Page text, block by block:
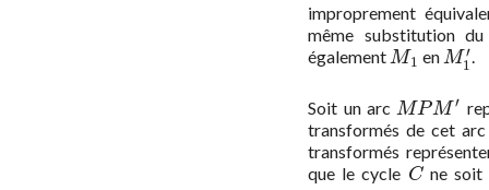
improprement
même substitution
égalementM1
M1 enM′
1
M1′.
Soit un arc MPM ′
MPM′
transformés de cet
transformés
que le cycle C
Cne soit